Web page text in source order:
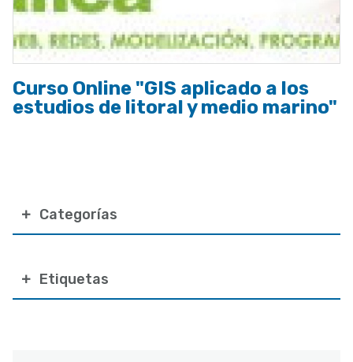
Categorías
Etiquetas
Curso Online "GIS aplicado a los
estudios de litoral y medio marino"